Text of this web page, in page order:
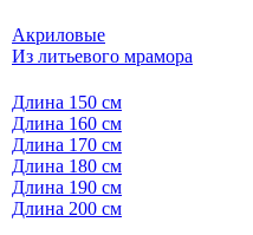
Акриловые
Из литьевого мрамора
Длина 150 см
Длина 160 см
Длина 170 см
Длина 180 см
Длина 190 см
Длина 200 см